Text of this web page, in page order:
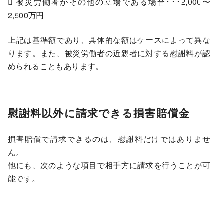
2,500万円
上記は基準額であり、具体的な額はケースによって異な
ります。また、被災労働者の近親者に対する慰謝料が認
められることもあります。
慰謝料以外に請求できる損害賠償金
損害賠償で請求できるのは、慰謝料だけではありませ
ん。
他にも、次のような項目で相手方に請求を行うことが可
能です。